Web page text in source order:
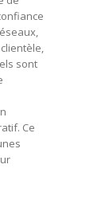
sont
Ce